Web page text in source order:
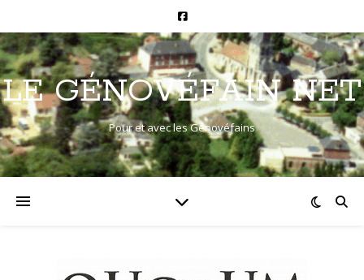
LE GÉNOVÉFAIN NET
Pour et avec les Génovéfains